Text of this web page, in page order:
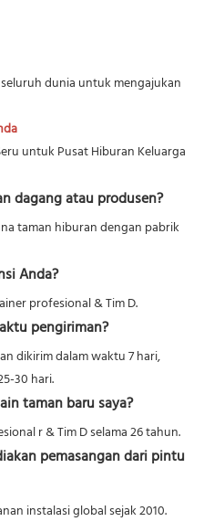
dunia untuk mengajukan
dagang atau produsen?
taman hiburan dengan pabrik
Anda?
profesional & Tim D.
pengiriman?
dikirim dalam waktu 7 hari,
30 hari.
taman baru saya?
r & Tim D selama 26 tahun.
pemasangan dari pintu
instalasi global sejak 2010.